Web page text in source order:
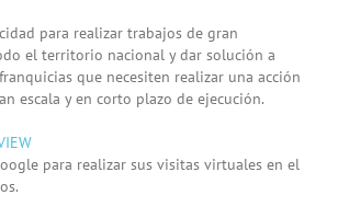
para realizar trabajos de gran
el territorio nacional y dar solución a
que necesiten realizar una acción
escala y en corto plazo de ejecución.
para realizar sus visitas virtuales en el